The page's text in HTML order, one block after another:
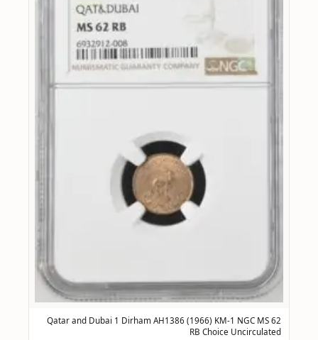
Qatar and Dubai 1 Dirham AH1386 (1966) KM-1 NGC MS 62
RB Choice Uncirculated